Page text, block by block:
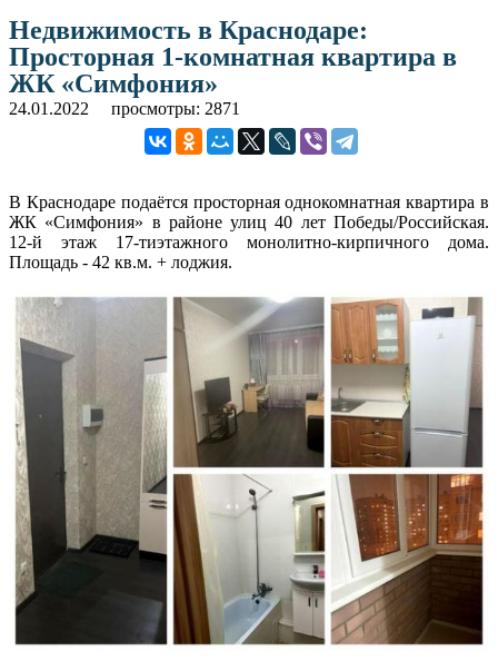
Недвижимость в Краснодаре:
Просторная 1-комнатная квартира в
ЖК «Симфония»
24.01.2022 просмотры: 2871
В Краснодаре подаётся просторная однокомнатная квартира в
ЖК «Симфония» в районе улиц 40 лет Победы/Российская.
12-й этаж 17-тиэтажного монолитно-кирпичного дома.
Площадь - 42 кв.м. + лоджия.